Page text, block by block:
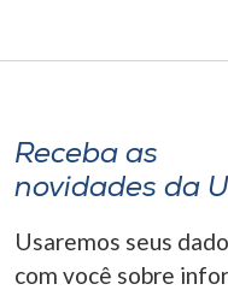
Receba as
novidades da
Usaremos seus
com você sobre